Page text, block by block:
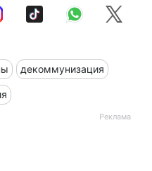
декоммунизация